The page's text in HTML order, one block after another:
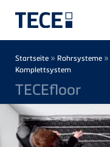
Breadcrumb
Startseite » Rohrsysteme »
Komplettsystem
TECEfloor